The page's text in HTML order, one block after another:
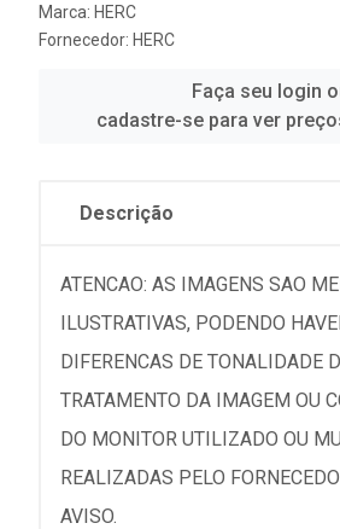
Marca: HERC
Fornecedor: HERC
Faça seu login
cadastre-se para ver
Descrição
ATENCAO: AS IMAGENS SAO
ILUSTRATIVAS, PODENDO
DIFERENCAS DE TONALIDADE
TRATAMENTO DA IMAGEM OU
DO MONITOR UTILIZADO OU
REALIZADAS PELO
AVISO.